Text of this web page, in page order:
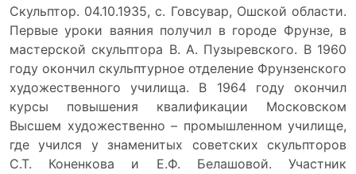
Скульптор. 04.10.1935, с. Говсувар, Ошской области.
Первые уроки ваяния получил в городе Фрунзе, в
мастерской скульптора В. А. Пузыревского. В 1960
году окончил скульптурное отделение Фрунзенского
художественного училища. В 1964 году окончил
курсы повышения квалификации Московском
Высшем художественно – промышленном училище,
где учился у знаменитых советских скульпторов
С.Т. Коненкова и Е.Ф. Белашовой. Участник